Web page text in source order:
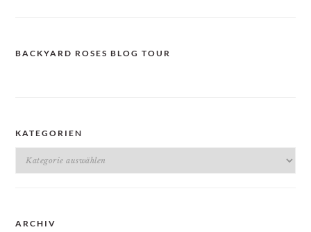
BACKYARD ROSES BLOG TOUR
KATEGORIEN
Kategorien
ARCHIV